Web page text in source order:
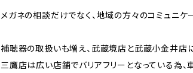
メガネの相談だけでなく、地域の方々のコミュニケ
補聴器の取扱いも増え、武蔵境店と武蔵小金井店
三鷹店は広い店舗でバリアフリーとなっている為、